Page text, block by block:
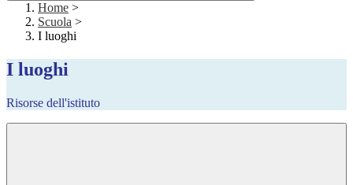
Home >
Scuola >
I luoghi
I luoghi
Risorse dell'istituto